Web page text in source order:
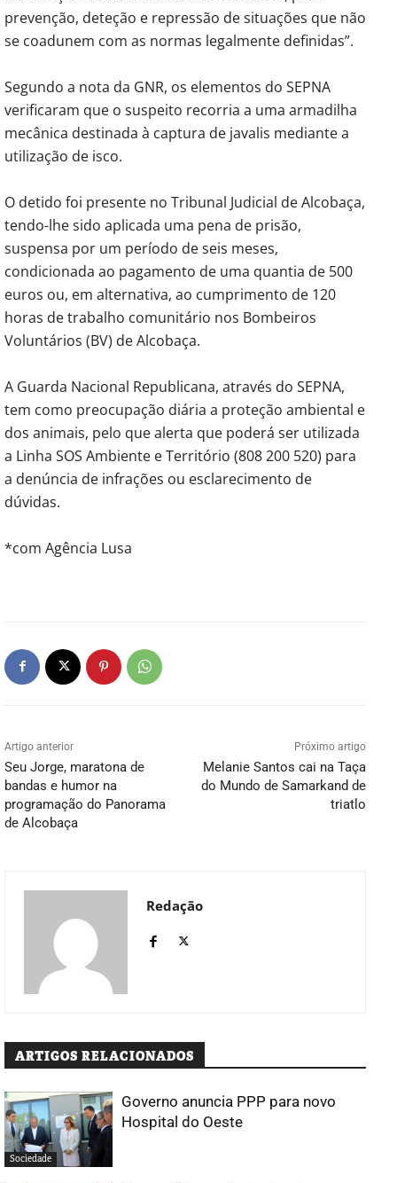
prevenção, deteção e repressão de situações que não
se coadunem com as normas legalmente definidas”.
Segundo a nota da GNR, os elementos do SEPNA
verificaram que o suspeito recorria a uma armadilha
mecânica destinada à captura de javalis mediante a
utilização de isco.
O detido foi presente no Tribunal Judicial de Alcobaça,
tendo-lhe sido aplicada uma pena de prisão,
suspensa por um período de seis meses,
condicionada ao pagamento de uma quantia de 500
euros ou, em alternativa, ao cumprimento de 120
horas de trabalho comunitário nos Bombeiros
Voluntários (BV) de Alcobaça.
A Guarda Nacional Republicana, através do SEPNA,
tem como preocupação diária a proteção ambiental e
dos animais, pelo que alerta que poderá ser utilizada
a Linha SOS Ambiente e Território (808 200 520) para
a denúncia de infrações ou esclarecimento de
dúvidas.
*com Agência Lusa
Artigo anterior
Seu Jorge, maratona de
bandas e humor na
programação do Panorama
de Alcobaça
Próximo artigo
Melanie Santos cai na Taça
do Mundo de Samarkand de
triatlo
Redação
ARTIGOS RELACIONADOS
Sociedade
Governo anuncia PPP para novo
Hospital do Oeste